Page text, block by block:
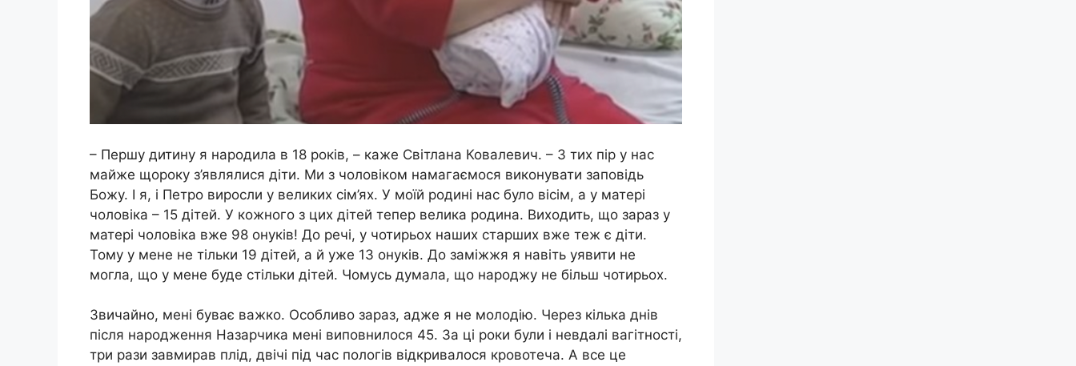
– Першу дитину я народила в 18 років, – каже Світлана Ковалевич. – З тих пір у нас
майже щороку з’являлися діти. Ми з чоловіком намагаємося виконувати заповідь
Божу. І я, і Петро виросли у великих сім’ях. У моїй родині нас було вісім, а у матері
чоловіка – 15 дітей. У кожного з цих дітей тепер велика родина. Виходить, що зараз у
матері чоловіка вже 98 онуків! До речі, у чотирьох наших старших вже теж є діти.
Тому у мене не тільки 19 дітей, а й уже 13 онуків. До заміжжя я навіть уявити не
могла, що у мене буде стільки дітей. Чомусь думала, що народжу не більш чотирьох.
Звичайно, мені буває важко. Особливо зараз, адже я не молодію. Через кілька днів
після народження Назарчика мені виповнилося 45. За ці роки були і невдалі вагітності,
три рази завмирав плід, двічі під час пологів відкривалося кровотеча. А все це